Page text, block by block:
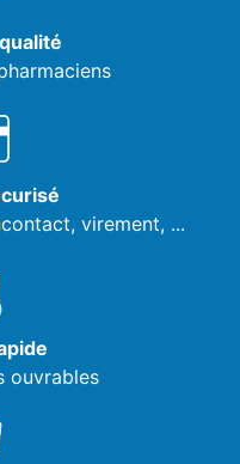
virement, ...
ouvrables